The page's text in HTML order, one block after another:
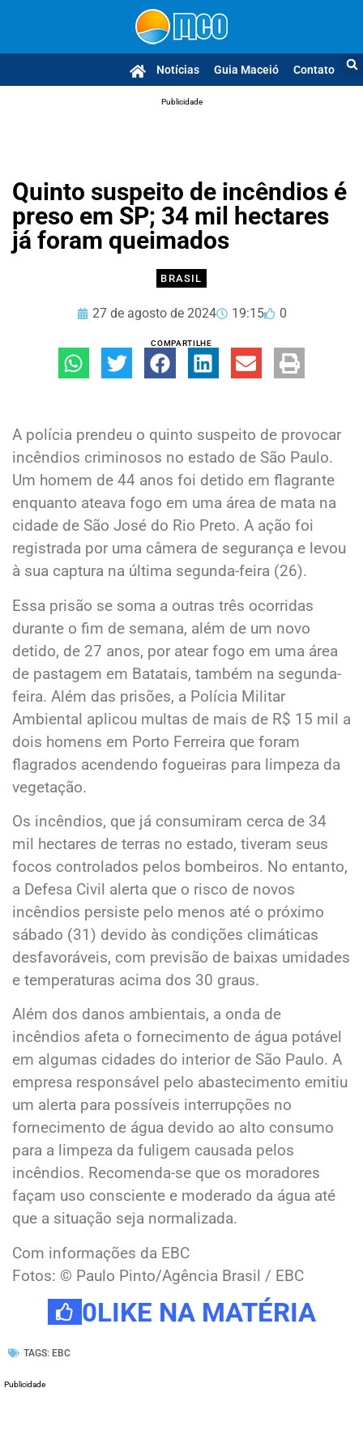
Notícias Guia Maceió Contato
Publicidade
Quinto suspeito de incêndios é
preso em SP; 34 mil hectares
já foram queimados
BRASIL
27 de agosto de 2024 19:15 0
COMPARTILHE
A polícia prendeu o quinto suspeito de provocar
incêndios criminosos no estado de São Paulo.
Um homem de 44 anos foi detido em flagrante
enquanto ateava fogo em uma área de mata na
cidade de São José do Rio Preto. A ação foi
registrada por uma câmera de segurança e levou
à sua captura na última segunda-feira (26).
Essa prisão se soma a outras três ocorridas
durante o fim de semana, além de um novo
detido, de 27 anos, por atear fogo em uma área
de pastagem em Batatais, também na segunda-
feira. Além das prisões, a Polícia Militar
Ambiental aplicou multas de mais de R$ 15 mil a
dois homens em Porto Ferreira que foram
flagrados acendendo fogueiras para limpeza da
vegetação.
Os incêndios, que já consumiram cerca de 34
mil hectares de terras no estado, tiveram seus
focos controlados pelos bombeiros. No entanto,
a Defesa Civil alerta que o risco de novos
incêndios persiste pelo menos até o próximo
sábado (31) devido às condições climáticas
desfavoráveis, com previsão de baixas umidades
e temperaturas acima dos 30 graus.
Além dos danos ambientais, a onda de
incêndios afeta o fornecimento de água potável
em algumas cidades do interior de São Paulo. A
empresa responsável pelo abastecimento emitiu
um alerta para possíveis interrupções no
fornecimento de água devido ao alto consumo
para a limpeza da fuligem causada pelos
incêndios. Recomenda-se que os moradores
façam uso consciente e moderado da água até
que a situação seja normalizada.
Com informações da EBC
Fotos: © Paulo Pinto/Agência Brasil / EBC
0LIKE NA MATÉRIA
TAGS: EBC
Publicidade